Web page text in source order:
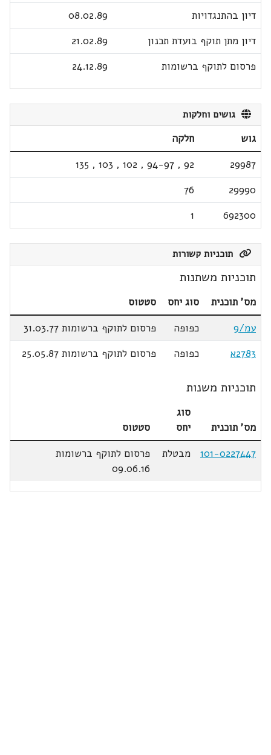
דיון בהתנגדויות
08.02.89
דיון מתן תוקף בועדת תכנון
21.02.89
פרסום לתוקף ברשומות
24.12.89
גושים וחלקות
גוש
חלקה
29987
92
,
94-97
,
102
,
103
,
135
29990
76
692300
1
תוכניות קשורות
תוכניות משתנות
מס' תוכנית סוג יחס
סטטוס
עמ/9
כפופה
פרסום לתוקף ברשומות 31.03.77
2783א
כפופה פרסום לתוקף ברשומות 25.05.87
תוכניות משנות
מס' תוכנית
סוג
יחס
סטטוס
101-0227447
מבטלת
פרסום לתוקף ברשומות
09.06.16